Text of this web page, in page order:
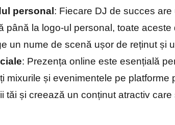
personal : Fiecare DJ de succes
până la logo-ul personal, toate
un nume de scenă ușor de reținut și
: Prezența online este esențială
mixurile și evenimentele pe platforme
tăi și creează un conținut atractiv